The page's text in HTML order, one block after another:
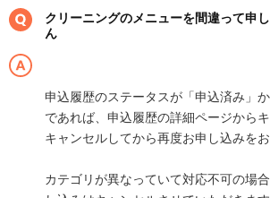
クリーニングのメニューを間違って申
ん
申込履歴のステータスが「申込済み」
であれば、申込履歴の詳細ページから
キャンセルしてから再度お申し込みをお
カテゴリが異なっていて対応不可の場